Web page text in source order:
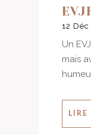
12
Un
mais
LIRE